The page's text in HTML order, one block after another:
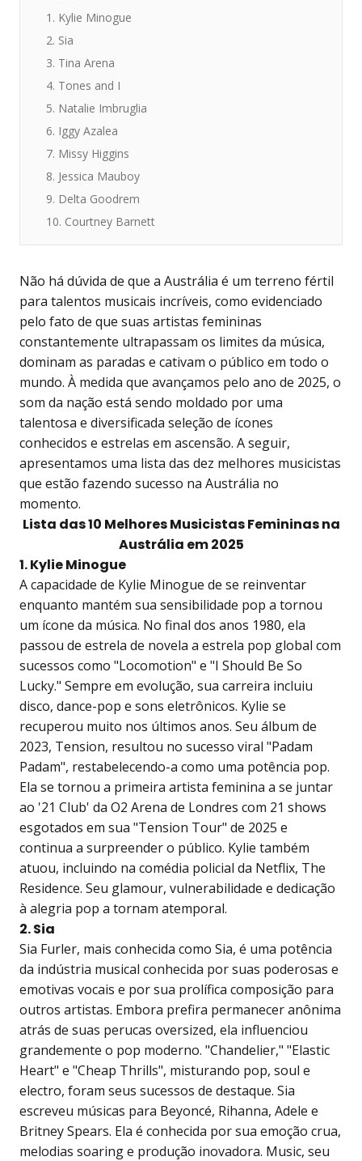
1. Kylie Minogue
2. Sia
3. Tina Arena
4. Tones and I
5. Natalie Imbruglia
6. Iggy Azalea
7. Missy Higgins
8. Jessica Mauboy
9. Delta Goodrem
10. Courtney Barnett
Não há dúvida de que a Austrália é um terreno fértil
para talentos musicais incríveis, como evidenciado
pelo fato de que suas artistas femininas
constantemente ultrapassam os limites da música,
dominam as paradas e cativam o público em todo o
mundo. À medida que avançamos pelo ano de 2025, o
som da nação está sendo moldado por uma
talentosa e diversificada seleção de ícones
conhecidos e estrelas em ascensão. A seguir,
apresentamos uma lista das dez melhores musicistas
que estão fazendo sucesso na Austrália no
momento.
Lista das 10 Melhores Musicistas Femininas na
Austrália em 2025
1. Kylie Minogue
A capacidade de Kylie Minogue de se reinventar
enquanto mantém sua sensibilidade pop a tornou
um ícone da música. No final dos anos 1980, ela
passou de estrela de novela a estrela pop global com
sucessos como "Locomotion" e "I Should Be So
Lucky." Sempre em evolução, sua carreira incluiu
disco, dance-pop e sons eletrônicos. Kylie se
recuperou muito nos últimos anos. Seu álbum de
2023, Tension, resultou no sucesso viral "Padam
Padam", restabelecendo-a como uma potência pop.
Ela se tornou a primeira artista feminina a se juntar
ao '21 Club' da O2 Arena de Londres com 21 shows
esgotados em sua "Tension Tour" de 2025 e
continua a surpreender o público. Kylie também
atuou, incluindo na comédia policial da Netflix, The
Residence. Seu glamour, vulnerabilidade e dedicação
à alegria pop a tornam atemporal.
2. Sia
Sia Furler, mais conhecida como Sia, é uma potência
da indústria musical conhecida por suas poderosas e
emotivas vocais e por sua prolífica composição para
outros artistas. Embora prefira permanecer anônima
atrás de suas perucas oversized, ela influenciou
grandemente o pop moderno. "Chandelier," "Elastic
Heart" e "Cheap Thrills", misturando pop, soul e
electro, foram seus sucessos de destaque. Sia
escreveu músicas para Beyoncé, Rihanna, Adele e
Britney Spears. Ela é conhecida por sua emoção crua,
melodias soaring e produção inovadora. Music, seu